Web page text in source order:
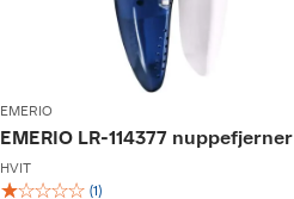
EMERIO
EMERIO LR-114377 nuppefjerner
HVIT
☆☆☆☆☆ (1)